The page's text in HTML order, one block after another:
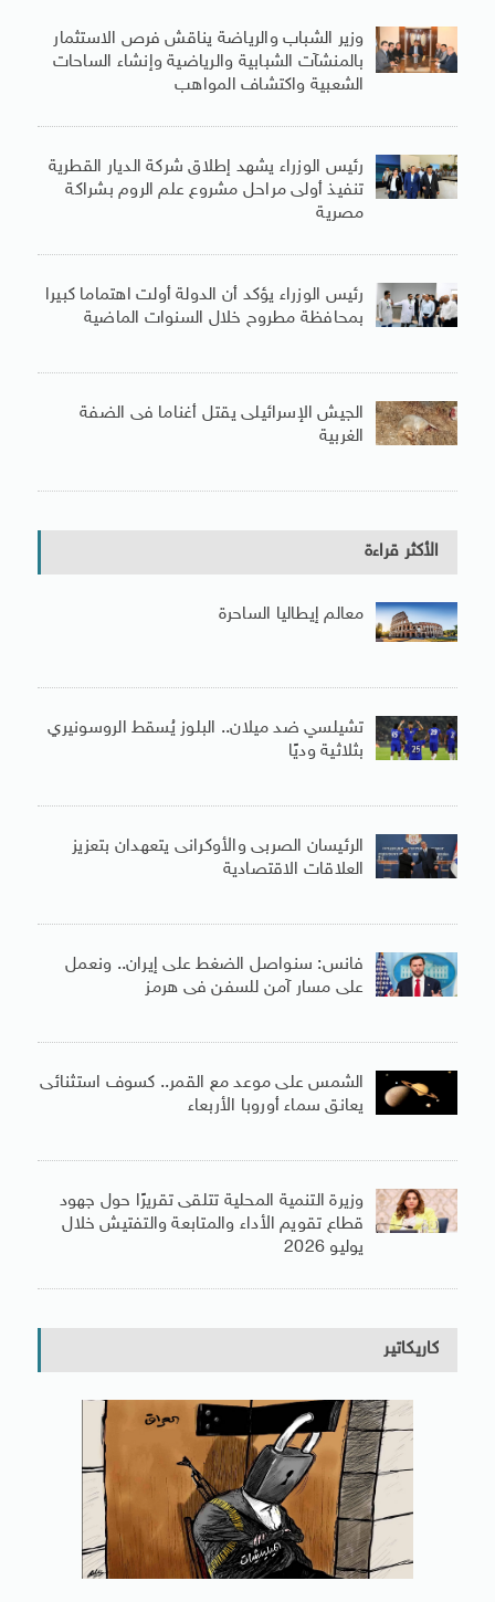
وزير الشباب والرياضة يناقش فرص الاستثمار
بالمنشآت الشبابية والرياضية وإنشاء الساحات
الشعبية واكتشاف المواهب
رئيس الوزراء يشهد إطلاق شركة الديار القطرية
تنفيذ أولى مراحل مشروع علم الروم بشراكة
مصرية
رئيس الوزراء يؤكد أن الدولة أولت اهتماما كبيرا
بمحافظة مطروح خلال السنوات الماضية
الجيش الإسرائيلى يقتل أغناما فى الضفة
الغربية
الأكثر قراءة
معالم إيطاليا الساحرة
تشيلسي ضد ميلان.. البلوز يُسقط الروسونيري
بثلاثية وديًا
الرئيسان الصربى والأوكرانى يتعهدان بتعزيز
العلاقات الاقتصادية
فانس: سنواصل الضغط على إيران.. ونعمل
على مسار آمن للسفن فى هرمز
الشمس على موعد مع القمر.. كسوف استثنائى
يعانق سماء أوروبا الأربعاء
وزيرة التنمية المحلية تتلقى تقريرًا حول جهود
قطاع تقويم الأداء والمتابعة والتفتيش خلال
يوليو 2026
كاريكاتير